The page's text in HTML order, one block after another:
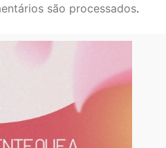
são processados.